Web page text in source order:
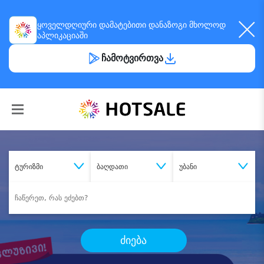
ყოველდღიური დამატებითი დანაზოგი მხოლოდ
აპლიკაციაში
ჩამოტვირთვა
ტურიზმი ბაღდათი უბანი
ძიება